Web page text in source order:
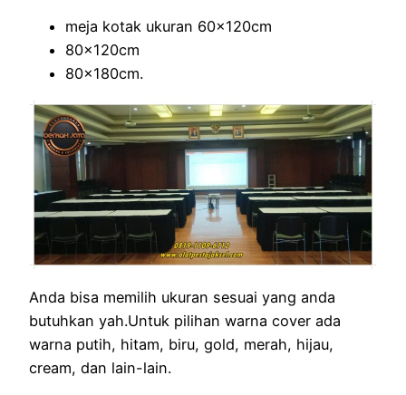
meja kotak ukuran 60x120cm
80x120cm
80x180cm.
Anda bisa memilih ukuran sesuai yang anda
butuhkan yah.Untuk pilihan warna cover ada
warna putih, hitam, biru, gold, merah, hijau,
cream, dan lain-lain.